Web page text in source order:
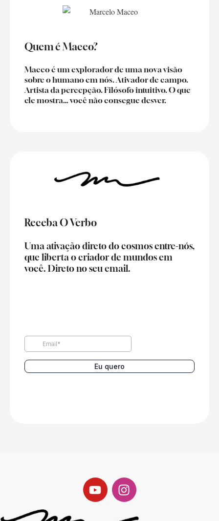
Quem é Maceo?
Maceo é um explorador de uma nova visão
sobre o humano em nós. Ativador de campo.
Artista da percepção. Filósofo intuitivo. O que
ele mostra… você não consegue desver.
Receba O Verbo
Uma ativação direto do cosmos entre-nós,
que liberta o criador de mundos em
você. Direto no seu email.